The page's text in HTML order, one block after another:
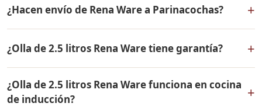
todo el Perú. Contáctame por WhatsApp para conocer
el precio actual, promociones disponibles y facilidades
de pago en cuotas desde el 10% de inicial.
¿Hacen envío de Rena Ware a Parinacochas? +
a Parinacochas, Ayacucho y a todo el Perú. El pago es
contra entrega.
¿Olla de 2.5 litros Rena Ware tiene garantía? +
vida contra defectos de fabricación. Todos los
productos Rena Ware están fabricados en acero
¿Olla de 2.5 litros Rena Ware funciona en cocina
de inducción?
+